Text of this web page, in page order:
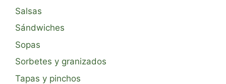
Salsas
Sándwiches
Sopas
Sorbetes y granizados
Tapas y pinchos